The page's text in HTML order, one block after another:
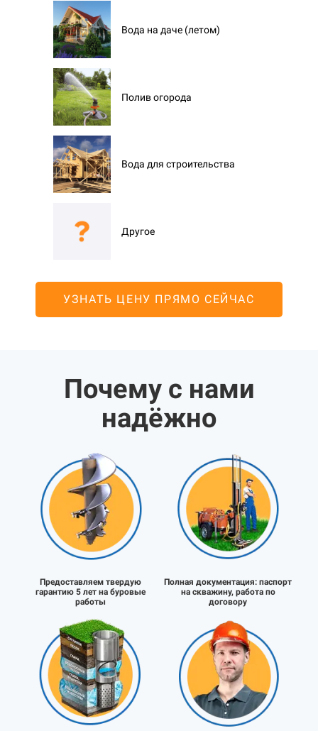
Вода на даче (летом)
Полив огорода
Вода для строительства
Другое
УЗНАТЬ ЦЕНУ ПРЯМО СЕЙЧАС
Почему с нами
надёжно
Предоставляем твердую
гарантию 5 лет на буровые
работы
Полная документация: паспорт
на скважину, работа по
договору